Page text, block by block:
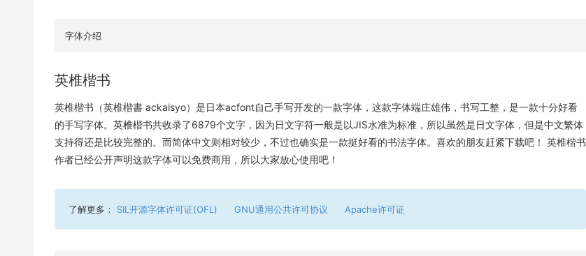
字体介绍
英椎楷书
英椎楷书（英椎楷書 ackaisyo）是日本acfont自己手写开发的一款字体，这款字体端庄雄伟，书写工整，是一款十分好看
的手写字体。英椎楷书共收录了6879个文字，因为日文字符一般是以JIS水准为标准，所以虽然是日文字体，但是中文繁体
支持得还是比较完整的。而简体中文则相对较少，不过也确实是一款挺好看的书法字体。喜欢的朋友赶紧下载吧！ 英椎楷书
作者已经公开声明这款字体可以免费商用，所以大家放心使用吧！
了解更多： SIL开源字体许可证(OFL) GNU通用公共许可协议 Apache许可证